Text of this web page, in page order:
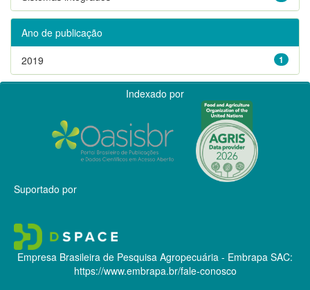
Ano de publicação
1
2019
Indexado por
Suportado por
Empresa Brasileira de Pesquisa Agropecuária - Embrapa SAC:
https://www.embrapa.br/fale-conosco